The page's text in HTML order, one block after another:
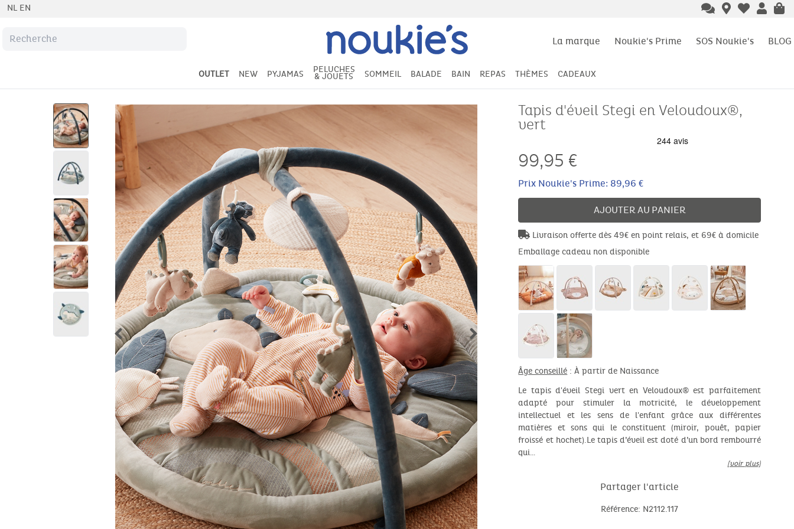
NL EN
La marque Noukie's Prime SOS Noukie's BLOG
OUTLET NEW PYJAMAS PELUCHES
& JOUETS SOMMEIL BALADE BAIN REPAS THÈMES CADEAUX
Tapis d'éveil Stegi en Veloudoux®,
vert
99,95 €
Prix Noukie's Prime: 89,96 €
AJOUTER AU PANIER
Livraison offerte dès 49€ en point relais, et 69€ à domicile
Emballage cadeau non disponible
Âge conseillé : À partir de Naissance
Le tapis d'éveil Stegi vert en Veloudoux® est parfaitement
adapté pour stimuler la motricité, le développement
intellectuel et les sens de l'enfant grâce aux différentes
matières et sons qui le constituent (miroir, pouêt, papier
froissé et hochet).Le tapis d’éveil est doté d’un bord rembourré
qui…
[voir plus]
Partager l'article
Référence: N2112.117